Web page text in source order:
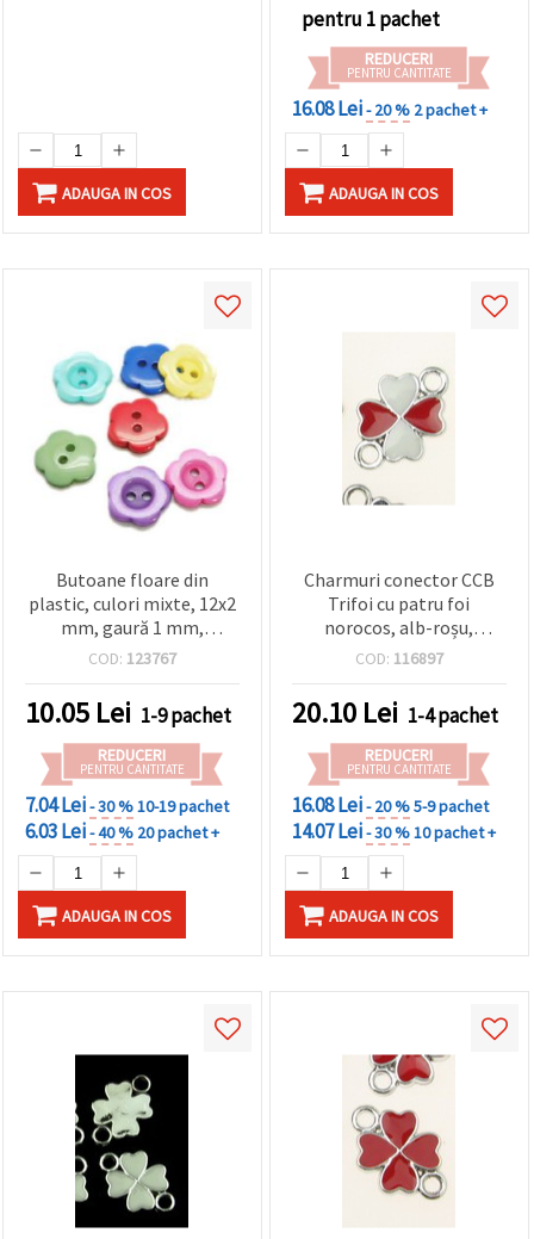
ADAUGA IN COS
pentru 1 pachet
REDUCERI
PENTRU CANTITATE
16.08 Lei- 20 % 2 pachet +
ADAUGA IN COS
Butoane floare din
plastic, culori mixte, 12x2
mm, gaură 1 mm,
accesorii pentru cusut, DIY
COD: 123767
10.05 Lei 1-9 pachet
REDUCERI
PENTRU CANTITATE
7.04 Lei- 30 %10-19 pachet
6.03 Lei- 40 % 20 pachet +
ADAUGA IN COS
Charmuri conector CCB
Trifoi cu patru foi
norocos, alb-roșu,
22x15x3 mm, gaură 2,5
COD: 116897
20.10 Lei 1-4 pachet
REDUCERI
PENTRU CANTITATE
16.08 Lei- 20 %5-9 pachet
14.07 Lei- 30 %10 pachet +
ADAUGA IN COS